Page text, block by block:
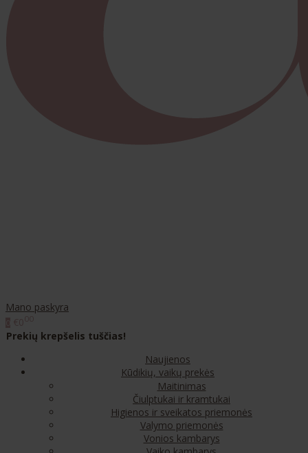
Mano paskyra
Prekių krepšelis tuščias!
Naujienos
Kūdikių, vaikų prekės
Maitinimas
Čiulptukai ir kramtukai
Higienos ir sveikatos priemonės
Valymo priemonės
Vonios kambarys